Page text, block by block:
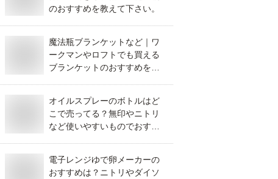
のおすすめを教えて下さい。
魔法瓶ブランケットなど｜ワ
ークマンやロフトでも買える
ブランケットのおすすめを教
オイルスプレーのボトルはど
こで売ってる？無印やニトリ
など使いやすいものでおすす
電子レンジゆで卵メーカーの
おすすめは？ニトリやダイソ